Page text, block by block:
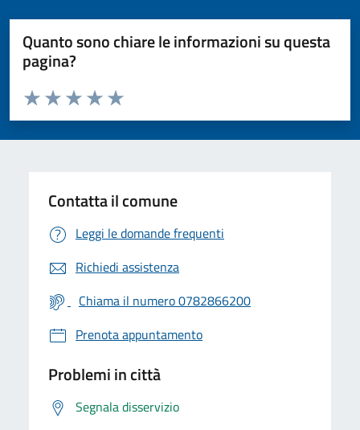
Quanto sono chiare le informazioni su questa
pagina?
Valuta da 1 a 5 stelle la pagina
Valuta 5 stelle su 5
Valuta 4 stelle su 5
Valuta 3 stelle su 5
Valuta 2 stelle su 5
Valuta 1 stelle su 5
Contatta il comune
Leggi le domande frequenti
Richiedi assistenza
Chiama il numero 0782866200
Prenota appuntamento
Problemi in città
Segnala disservizio